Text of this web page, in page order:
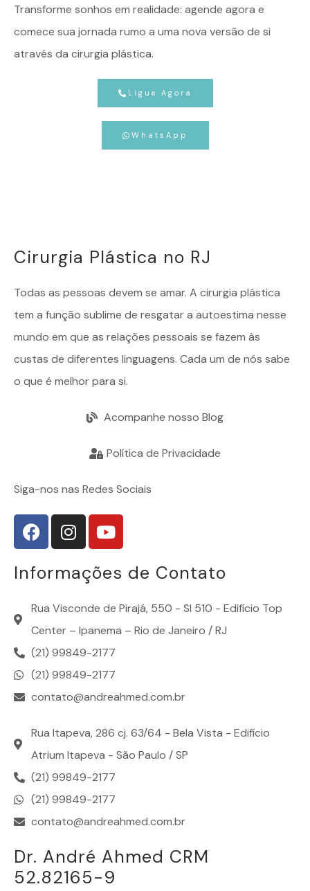
Transforme sonhos em realidade: agende agora e
comece sua jornada rumo a uma nova versão de si
através da cirurgia plástica.
Ligue Agora
WhatsApp
Cirurgia Plástica no RJ
Todas as pessoas devem se amar. A cirurgia plástica
tem a função sublime de resgatar a autoestima nesse
mundo em que as relações pessoais se fazem às
custas de diferentes linguagens. Cada um de nós sabe
o que é melhor para si.
Acompanhe nosso Blog
Política de Privacidade
Siga-nos nas Redes Sociais
Informações de Contato
Rua Visconde de Pirajá, 550 - Sl 510 - Edifício Top
Center – Ipanema – Rio de Janeiro / RJ
(21) 99849-2177
(21) 99849-2177
contato@andreahmed.com.br
Rua Itapeva, 286 cj. 63/64 - Bela Vista - Edifício
Atrium Itapeva - São Paulo / SP
(21) 99849-2177
(21) 99849-2177
contato@andreahmed.com.br
Dr. André Ahmed CRM
52.82165-9